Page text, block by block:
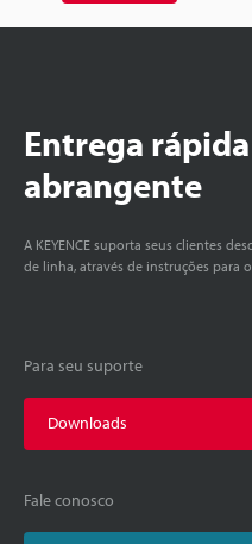
Entrega
abrangente
A KEYENCE suporta seus clientes
de linha, através de instruções para
Para seu suporte
Downloads
Fale conosco